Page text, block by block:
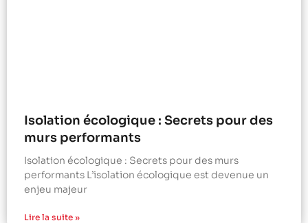
Isolation écologique : Secrets pour des
murs performants
Isolation écologique : Secrets pour des murs
performants L’isolation écologique est devenue un
enjeu majeur
Lire la suite »